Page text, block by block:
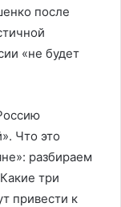
после
«не будет
Что это
разбираем
три
привести к